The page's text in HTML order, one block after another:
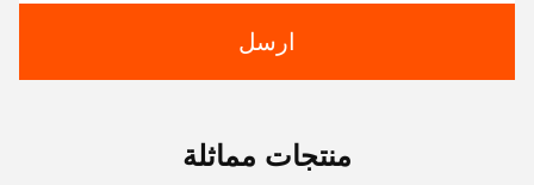
ارسل
منتجات مماثلة